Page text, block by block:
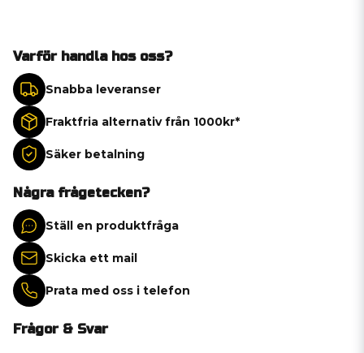
Varför handla hos oss?
Snabba leveranser
Fraktfria alternativ från 1000kr*
Säker betalning
Några frågetecken?
Ställ en produktfråga
Skicka ett mail
Prata med oss i telefon
Frågor & Svar